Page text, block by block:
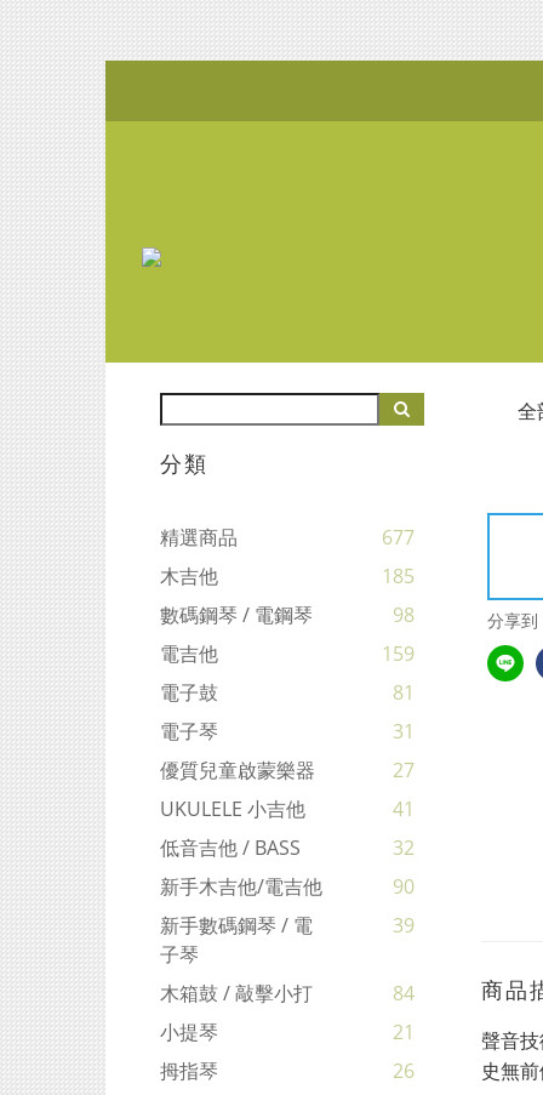
分類
精選商品
677
木吉他
185
數碼鋼琴 / 電鋼琴
98
電吉他
159
電子鼓
81
電子琴
31
優質兒童啟蒙樂器
27
UKULELE 小吉他
41
低音吉他 / BASS
32
新手木吉他/電吉他
90
新手數碼鋼琴 / 電
子琴
39
木箱鼓 / 敲擊小打
84
小提琴
21
拇指琴
26
全
分享到
商品
聲音技
史無